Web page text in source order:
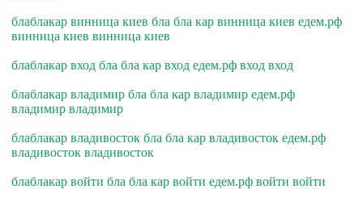
блаблакар винница киев бла бла кар винница киев едем.рф
винница киев винница киев
блаблакар вход бла бла кар вход едем.рф вход вход
блаблакар владимир бла бла кар владимир едем.рф
владимир владимир
блаблакар владивосток бла бла кар владивосток едем.рф
владивосток владивосток
блаблакар войти бла бла кар войти едем.рф войти войти